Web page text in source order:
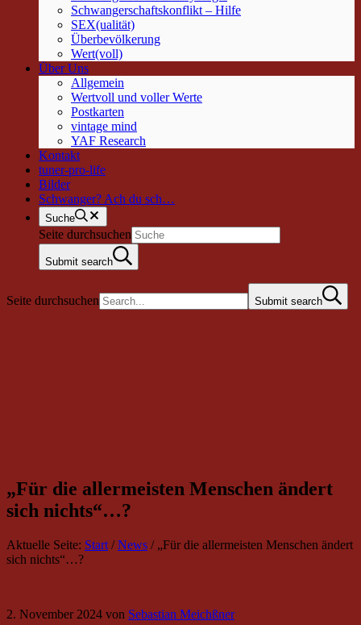
Schwangerschaftskonflikt – Hilfe
SEX(ualität)
Überbevölkerung
Wert(voll)
Über Uns
Allgemein
Wertvoll und voller Werte
Postkarten
vintage mind
YAF Research
Kontakt
tuner-pro-life
Bilder
Schwanger? Ach du sch…
Suche
Seite durchsuchen
Submit search
Seite durchsuchen Submit search
2. November 2024 vonSebastian Meichßner
Ferda Ataman, die Unabhängige Bundesbeauftragte für
Selbstbestimmungsgesetz und sagte„[d]as
Selbstbestimmungsgesetz hilft einer kleinen Minderheit, für die
zitieren,„wissen [wir] aus vielen Ländern, in denen es das schon